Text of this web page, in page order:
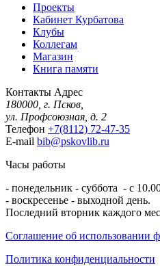
Проекты
Кабинет Курбатова
Клубы
Коллегам
Магазин
Книга памяти
Контакты Адрес
180000, г. Псков,
ул. Профсоюзная, д. 2
Телефон +7(8112) 72-47-35
E-mail bib@pskovlib.ru
Часы работы
- понедельник - суббота - с
- воскресенье - выходной день.
Последний вторник каждого
Соглашение об использовании
Политика конфиденциальности